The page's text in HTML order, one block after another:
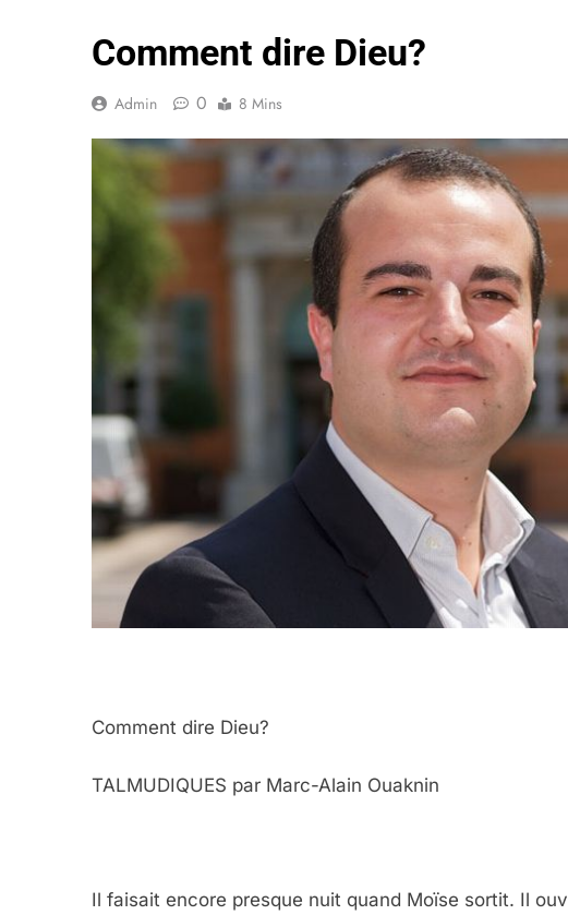
Comment dire Dieu?
Admin 0 8 Mins
Comment dire Dieu?
TALMUDIQUES par Marc-Alain Ouaknin
Il faisait encore presque nuit quand Moïse sortit. Il